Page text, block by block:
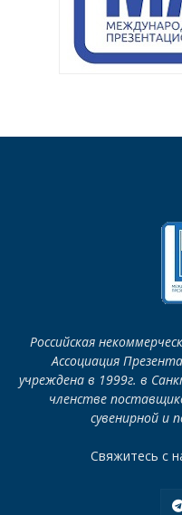
Российская
Ассоциация
учреждена в 1999г. в
членстве
сувенирной и
Свяжитесь с